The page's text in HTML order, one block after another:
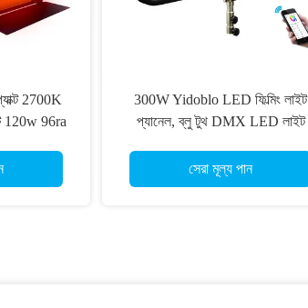
2700K
120w 96ra
300W Yidoblo LED ফিল্মিং লাইট
প্যানেল, ব্লু টুথ DMX LED লাইট
সেরা মূল্য পান